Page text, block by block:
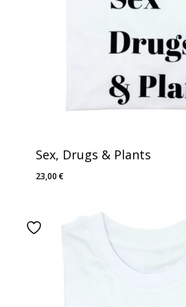
Sex, Drugs & Plants
23,00€